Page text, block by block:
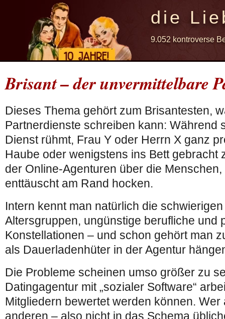
die
9.052 kontroverse
Brisant – der unvermittelbare
Dieses Thema gehört zum Brisantesten,
Partnerdienste schreiben kann: Während
Dienst rühmt, Frau Y oder Herrn X ganz
Haube oder wenigstens ins Bett gebracht
der Online-Agenturen über die
enttäuscht am Rand hocken.
Intern kennt man natürlich die
Altersgruppen, ungünstige berufliche und
Konstellationen – und schon gehört man
als Dauerladenhüter in der Agentur
Die Probleme scheinen umso größer zu
Datingagentur mit „sozialer Software“
Mitgliedern bewertet werden können. Wer
anderen – also nicht in das Schema